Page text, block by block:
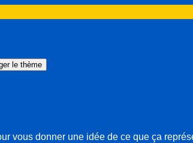
vous donner une idée de ce que ça